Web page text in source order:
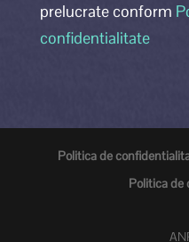
prelucrate conform
confidentialitate
Politica de
Politica de